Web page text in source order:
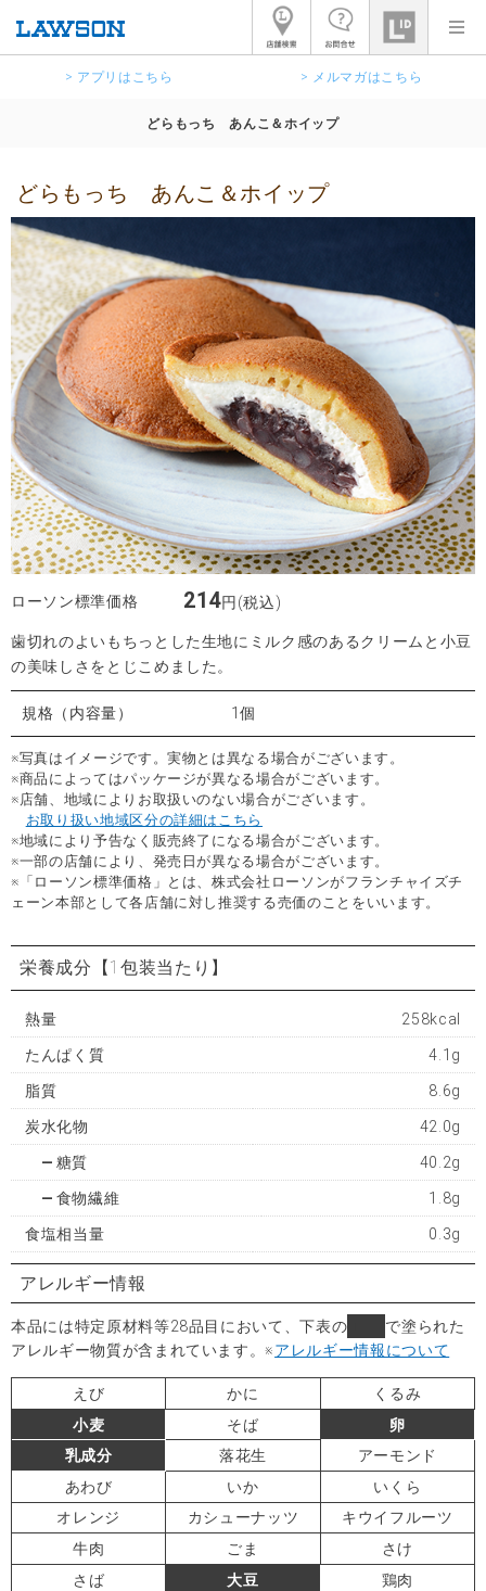
> アプリはこちら > メルマガはこちら
どらもっち あんこ＆ホイップ
どらもっち あんこ＆ホイップ
ローソン標準価格 214円(税込)
歯切れのよいもちっとした生地にミルク感のあるクリームと小豆
の美味しさをとじこめました。
規格（内容量） 1個
※写真はイメージです。実物とは異なる場合がございます。
※商品によってはパッケージが異なる場合がございます。
※店舗、地域によりお取扱いのない場合がございます。
お取り扱い地域区分の詳細はこちら
※地域により予告なく販売終了になる場合がございます。
※一部の店舗により、発売日が異なる場合がございます。
※「ローソン標準価格」とは、株式会社ローソンがフランチャイズチ
ェーン本部として各店舗に対し推奨する売価のことをいいます。
栄養成分 【1包装当たり】
熱量 258kcal
たんぱく質 4.1g
脂質 8.6g
炭水化物 42.0g
糖質 40.2g
食物繊維 1.8g
食塩相当量 0.3g
アレルギー情報
本品には特定原材料等28品目において、下表の
で塗られた
アレルギー物質が含まれています。※アレルギー情報について
えび かに
くるみ
小麦
そば
卵
乳成分
落花生
アーモンド
あわび
いか
いくら
オレンジ
カシューナッツ
キウイフルーツ
牛肉
ごま
さけ
さば
大豆
鶏肉